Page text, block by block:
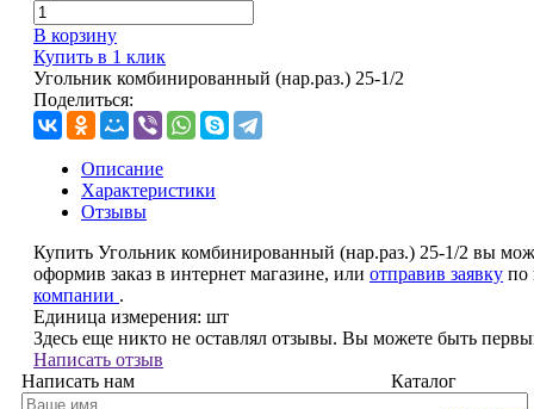
В корзину
Купить в 1 клик
Угольник комбинированный (нар.раз.) 25-1/2
Поделиться:
Описание
Характеристики
Отзывы
Купить Угольник комбинированный (нар.раз.) 25-1/2 вы
оформив заказ в интернет магазине, или отправив заявку по
компании .
Единица измерения: шт
Здесь еще никто не оставлял отзывы. Вы можете быть
Написать отзыв
Написать нам
Каталог